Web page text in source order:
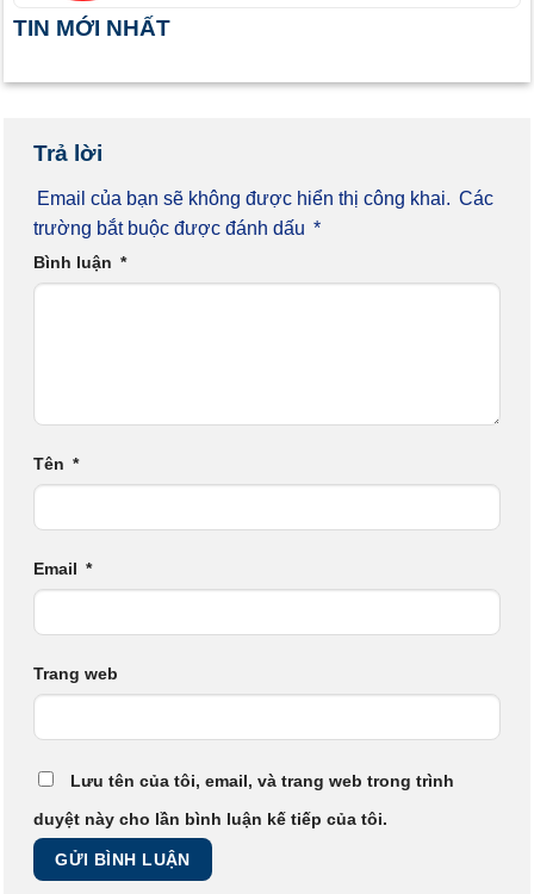
TIN MỚI NHẤT
Trả lời
Email của bạn sẽ không được hiển thị công khai. Các
trường bắt buộc được đánh dấu *
Bình luận *
Tên *
Email *
Trang web
Lưu tên của tôi, email, và trang web trong trình
duyệt này cho lần bình luận kế tiếp của tôi.